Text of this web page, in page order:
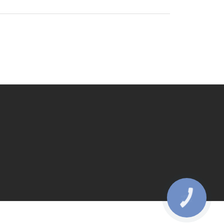
КНОПКА
ЗВ'ЯЗКУ